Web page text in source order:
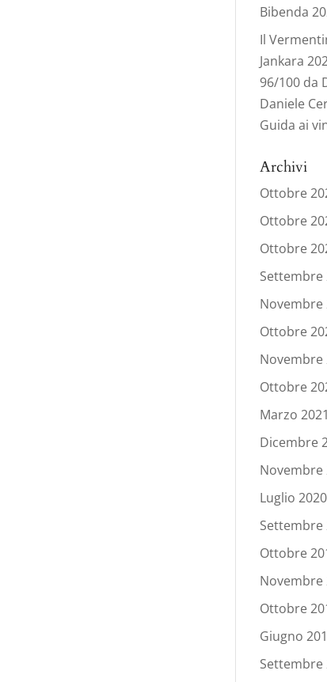
Bibenda
Il
Jankara
96/100 da
Daniele
Guida ai
Archivi
Ottobre
Ottobre
Ottobre
Settembre
Novembre
Ottobre
Novembre
Ottobre
Marzo 2021
Dicembre
Novembre
Luglio 2020
Settembre
Ottobre
Novembre
Ottobre
Giugno
Settembre